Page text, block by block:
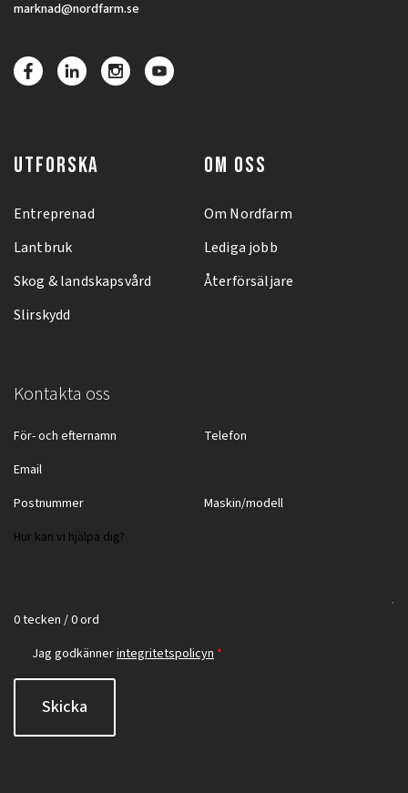
marknad@nordfarm.se
UTFORSKA
Entreprenad
Lantbruk
Skog & landskapsvård
Slirskydd
OM OSS
Om Nordfarm
Lediga jobb
Återförsäljare
Kontakta oss
0 tecken / 0 ord
Jag godkännerintegritetspolicyn *
Skicka